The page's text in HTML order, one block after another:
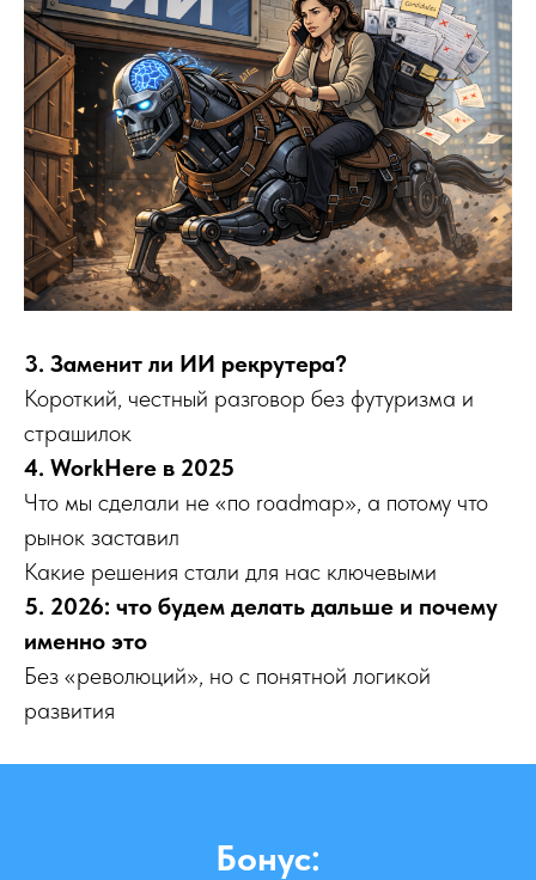
3. Заменит ли ИИ рекрутера?
Короткий, честный разговор без футуризма и
страшилок
4. WorkHere в 2025
Что мы сделали не «по roadmap», а потому что
рынок заставил
Какие решения стали для нас ключевыми
5. 2026: что будем делать дальше и почему
именно это
Без «революций», но с понятной логикой
развития
Бонус: